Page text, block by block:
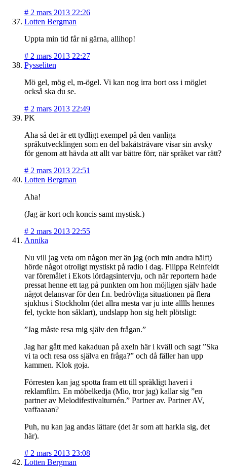
# 2 mars 2013 22:26
Lotten Bergman
Uppta min tid får ni gärna, allihop!
# 2 mars 2013 22:27
Pysseliten
Mö gel, mög el, m-ögel. Vi kan nog irra bort oss i möglet
också ska du se.
# 2 mars 2013 22:49
PK
Aha så det är ett tydligt exempel på den vanliga
språkutvecklingen som en del bakåtsträvare visar sin avsky
för genom att hävda att allt var bättre förr, när språket var rätt?
# 2 mars 2013 22:51
Lotten Bergman
Aha!
(Jag är kort och koncis samt mystisk.)
# 2 mars 2013 22:55
Annika
Nu vill jag veta om någon mer än jag (och min andra hälft)
hörde något otroligt mystiskt på radio i dag. Filippa Reinfeldt
var föremålet i Ekots lördagsintervju, och när reportern hade
pressat henne ett tag på punkten om hon möjligen själv hade
något delansvar för den f.n. bedrövliga situationen på flera
sjukhus i Stockholm (det allra mesta var ju inte alllls hennes
fel, tyckte hon såklart), undslapp hon sig helt plötsligt:
”Jag måste resa mig själv den frågan.”
Jag har gått med kakaduan på axeln här i kväll och sagt ”Ska
vi ta och resa oss själva en fråga?” och då fäller han upp
kammen. Klok goja.
Förresten kan jag spotta fram ett till språkligt haveri i
reklamfilm. En möbelkedja (Mio, tror jag) kallar sig ”en
partner av Melodifestivalturnén.” Partner av. Partner AV,
vaffaaaan?
Puh, nu kan jag andas lättare (det är som att harkla sig, det
här).
# 2 mars 2013 23:08
Lotten Bergman